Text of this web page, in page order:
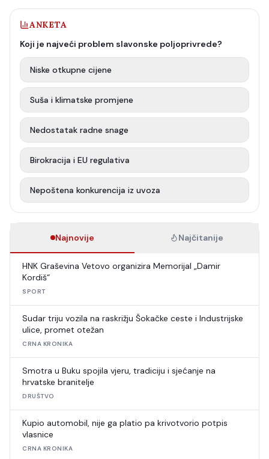
ANKETA
Koji je najveći problem slavonske poljoprivrede?
Niske otkupne cijene
Suša i klimatske promjene
Nedostatak radne snage
Birokracija i EU regulativa
Nepoštena konkurencija iz uvoza
Najnovije Najčitanije
HNK Graševina Vetovo organizira Memorijal „Damir
Kordiš“
SPORT
Sudar triju vozila na raskrižju Šokačke ceste i Industrijske
ulice, promet otežan
CRNA KRONIKA
Smotra u Buku spojila vjeru, tradiciju i sjećanje na
hrvatske branitelje
DRUŠTVO
Kupio automobil, nije ga platio pa krivotvorio potpis
vlasnice
CRNA KRONIKA